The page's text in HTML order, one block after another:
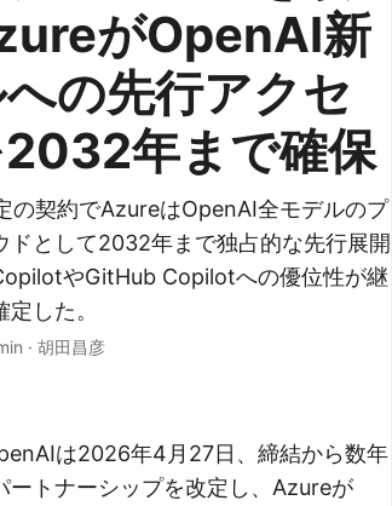
がOpenAI新
の先行アクセ
年まで確保
の契約でAzureはOpenAI全モデルのプ
ドとして2032年まで独占的な先行展開
やGitHub Copilotへの優位性が継
した。
· 胡田昌彦
は2026年4月27日、締結から数年
ートナーシップを改定し、Azureが